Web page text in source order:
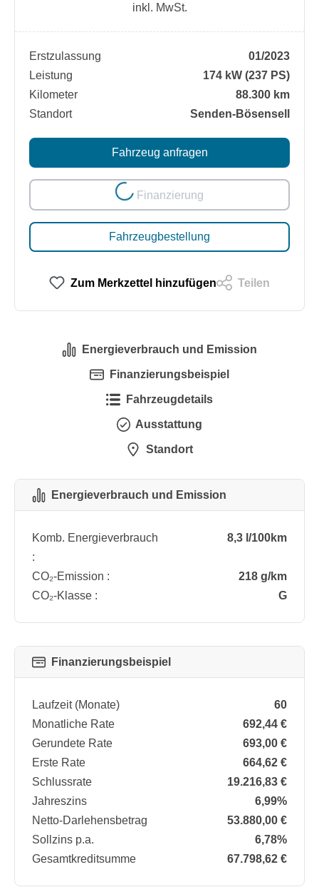
inkl. MwSt.
Erstzulassung
01/2023
Leistung
174 kW (237 PS)
Kilometer
88.300 km
Standort
Senden-Bösensell
Fahrzeug anfragen
Loading...
Finanzierung
Fahrzeugbestellung
Zum Merkzettel hinzufügen Teilen
Energieverbrauch und Emission
Finanzierungsbeispiel
Fahrzeugdetails
Ausstattung
Standort
Energieverbrauch und Emission
Komb. Energieverbrauch
:
8,3 l/100km
CO₂-Emission :
218 g/km
CO₂-Klasse :
G
Finanzierungsbeispiel
Laufzeit (Monate)
60
Monatliche Rate
692,44 €
Gerundete Rate
693,00 €
Erste Rate
664,62 €
Schlussrate
19.216,83 €
Jahreszins
6,99%
Netto-Darlehensbetrag
53.880,00 €
Sollzins p.a.
6,78%
Gesamtkreditsumme
67.798,62 €